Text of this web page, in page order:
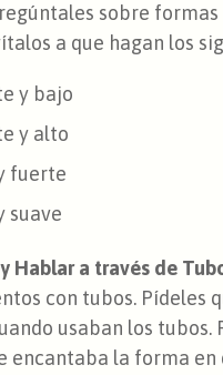
sobre
a que hagan los
y bajo
y alto
fuerte
suave
Hablar a través de
con tubos. Pídeles
usaban los
encantaba la forma en